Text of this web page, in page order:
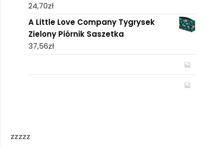
24,70zł
A Little Love Company Tygrysek
Zielony Piórnik Saszetka
37,56zł
zzzzz